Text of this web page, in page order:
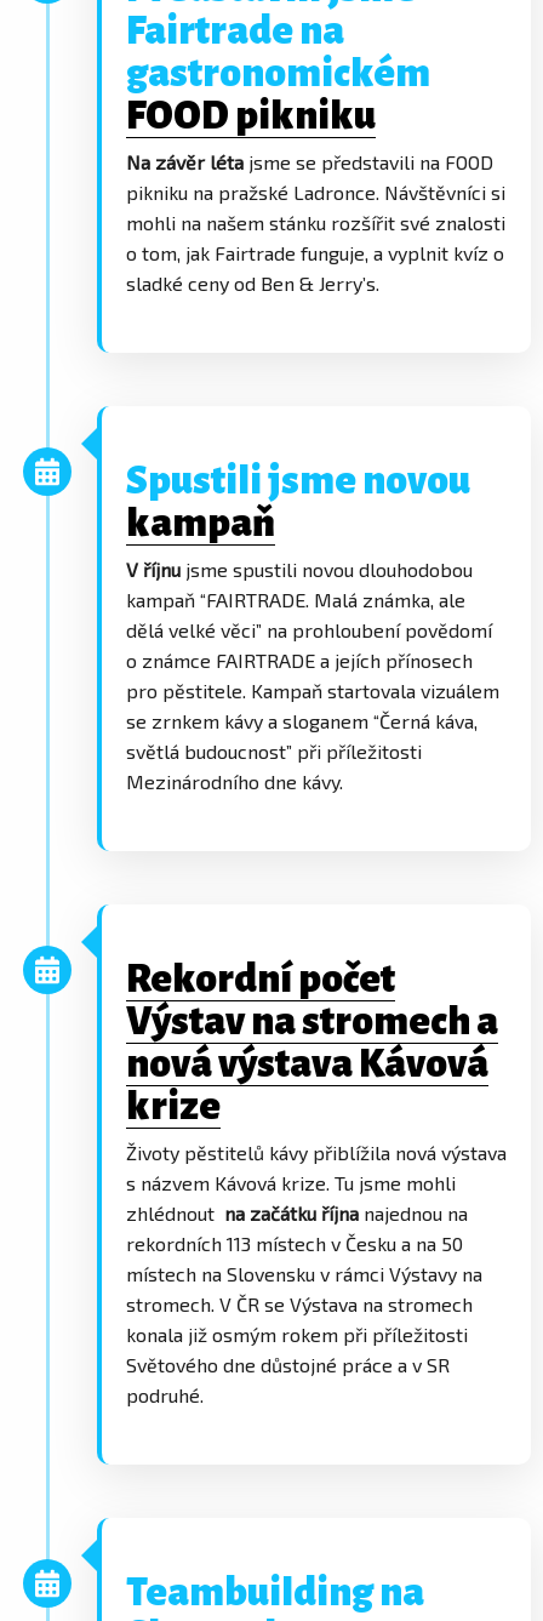
Fairtrade na
gastronomickém
FOOD pikniku
Na závěr léta jsme se představili na FOOD
pikniku na pražské Ladronce. Návštěvníci si
mohli na našem stánku rozšířit své znalosti
o tom, jak Fairtrade funguje, a vyplnit kvíz o
sladké ceny od Ben & Jerry’s.
Spustili jsme novou
kampaň
V říjnu jsme spustili novou dlouhodobou
kampaň “FAIRTRADE. Malá známka, ale
dělá velké věci” na prohloubení povědomí
o známce FAIRTRADE a jejích přínosech
pro pěstitele. Kampaň startovala vizuálem
se zrnkem kávy a sloganem “Černá káva,
světlá budoucnost” při příležitosti
Mezinárodního dne kávy.
Rekordní počet
Výstav na stromech a
nová výstava Kávová
krize
Životy pěstitelů kávy přiblížila nová výstava
s názvem Kávová krize. Tu jsme mohli
zhlédnout na začátku října najednou na
rekordních 113 místech v Česku a na 50
místech na Slovensku v rámci Výstavy na
stromech. V ČR se Výstava na stromech
konala již osmým rokem při příležitosti
Světového dne důstojné práce a v SR
podruhé.
Teambuilding na